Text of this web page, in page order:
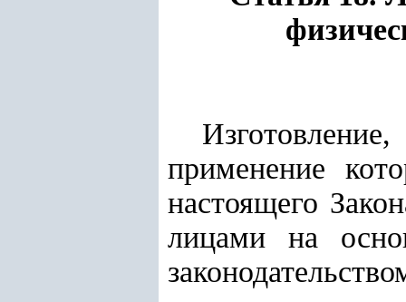
применение
настоящего
лицами на